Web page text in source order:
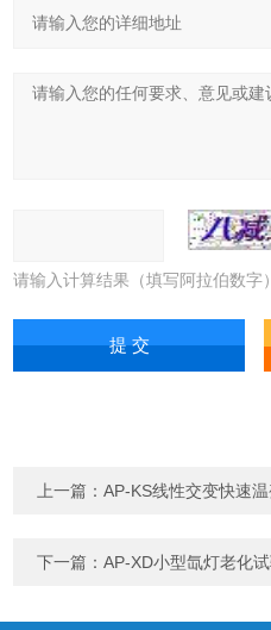
请输入计算结果（填写阿拉伯数字
上一篇：AP-KS线性交变快速
下一篇：AP-XD小型氙灯老化